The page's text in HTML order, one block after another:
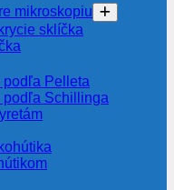
mikroskopiu
sklíčka
podľa Pelleta
podľa Schillinga